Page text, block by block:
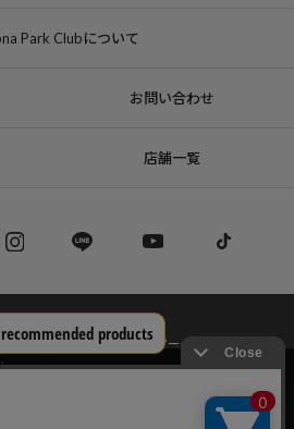
Park Clubについて
お問い合わせ
店舗一覧
クルート
サステナブルマークについて
特定商取引法・古物営業法に基づく表記
びコンテンツの最適な提供、トラフィック
しています。